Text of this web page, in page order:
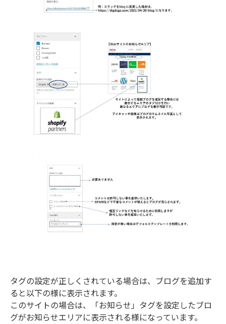
タグの設定が正しくされている場合は、ブログを追加す
ると以下の様に表示されます。
このサイトの場合は、「お知らせ」タグを設定したブロ
グがお知らせエリアに表示される様になっています。